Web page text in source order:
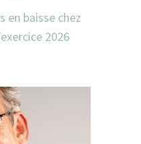
en baisse chez
2026